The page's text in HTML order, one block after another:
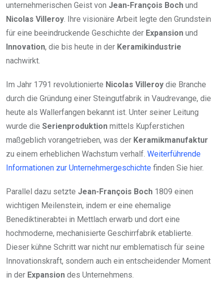
unternehmerischen Geist von Jean-François Boch und
Nicolas Villeroy. Ihre visionäre Arbeit legte den Grundstein
für eine beeindruckende Geschichte der Expansion und
Innovation, die bis heute in der Keramikindustrie
nachwirkt.
Im Jahr 1791 revolutionierte Nicolas Villeroy die Branche
durch die Gründung einer Steingutfabrik in Vaudrevange, die
heute als Wallerfangen bekannt ist. Unter seiner Leitung
wurde die Serienproduktion mittels Kupferstichen
maßgeblich vorangetrieben, was der Keramikmanufaktur
zu einem erheblichen Wachstum verhalf. Weiterführende
Informationen zur Unternehmergeschichte finden Sie hier.
Parallel dazu setzte Jean-François Boch 1809 einen
wichtigen Meilenstein, indem er eine ehemalige
Benediktinerabtei in Mettlach erwarb und dort eine
hochmoderne, mechanisierte Geschirrfabrik etablierte.
Dieser kühne Schritt war nicht nur emblematisch für seine
Innovationskraft, sondern auch ein entscheidender Moment
in der Expansion des Unternehmens.